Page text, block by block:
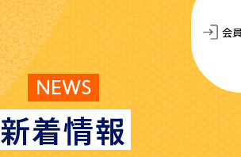
NEWS
新着情報
会